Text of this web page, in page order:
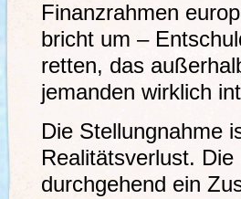
Finanzrahmen
bricht um –
retten, das
jemanden wirklich
Die Stellungnahme
Realitätsverlust.
durchgehend ein